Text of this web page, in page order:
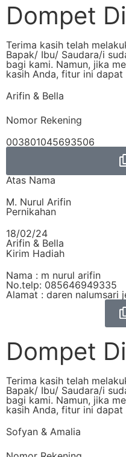
Dompet
Terima kasih telah
Bapak/ Ibu/ Saudara/i
bagi kami. Namun, jika
kasih Anda, fitur ini
Arifin & Bella
Nomor Rekening
003801045693506
Atas Nama
M. Nurul Arifin
Pernikahan
18/02/24
Arifin & Bella
Kirim Hadiah
Nama : m nurul arifin
No.telp: 085646949335
Alamat : daren nalumsari
Dompet
Terima kasih telah
Bapak/ Ibu/ Saudara/i
bagi kami. Namun, jika
kasih Anda, fitur ini
Sofyan & Amalia